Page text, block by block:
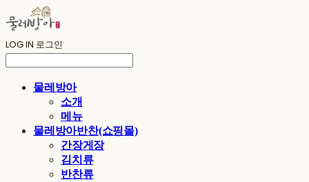
LOG IN 로그인
물레방아
소개
메뉴
물레방아반찬(쇼핑몰)
간장게장
김치류
반찬류